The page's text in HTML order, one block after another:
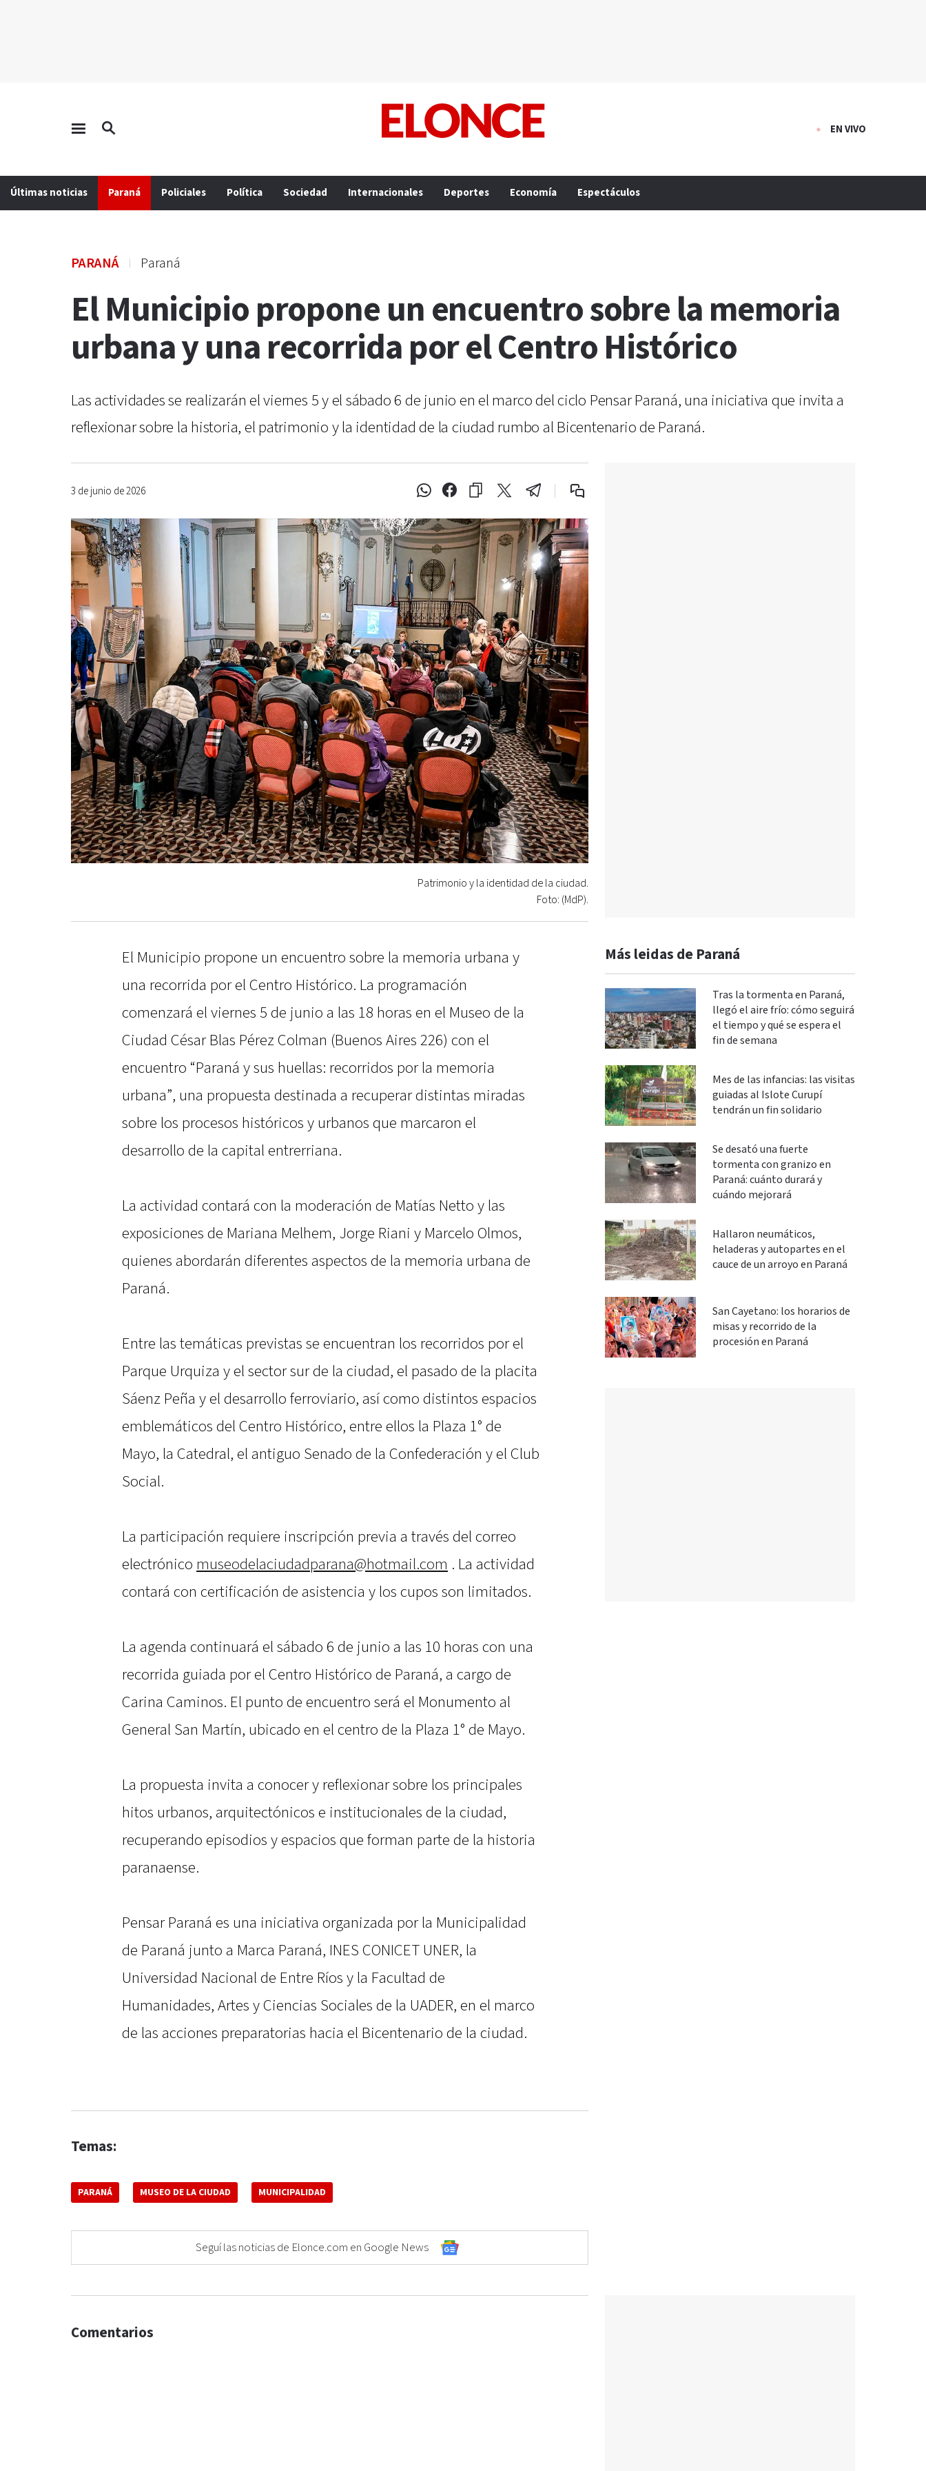
EN VIVO
Últimas noticias Paraná Policiales Política Sociedad Internacionales Deportes Economía Espectáculos
PARANÁ Paraná
El Municipio propone un encuentro sobre la memoria
urbana y una recorrida por el Centro Histórico
Las actividades se realizarán el viernes 5 y el sábado 6 de junio en el marco del ciclo Pensar Paraná, una iniciativa que invita a
reflexionar sobre la historia, el patrimonio y la identidad de la ciudad rumbo al Bicentenario de Paraná.
3 de junio de 2026
Patrimonio y la identidad de la ciudad.
Foto: (MdP).
El Municipio propone un encuentro sobre la memoria urbana y
una recorrida por el Centro Histórico. La programación
comenzará el viernes 5 de junio a las 18 horas en el Museo de la
Ciudad César Blas Pérez Colman (Buenos Aires 226) con el
encuentro “Paraná y sus huellas: recorridos por la memoria
urbana”, una propuesta destinada a recuperar distintas miradas
sobre los procesos históricos y urbanos que marcaron el
desarrollo de la capital entrerriana.
La actividad contará con la moderación de Matías Netto y las
exposiciones de Mariana Melhem, Jorge Riani y Marcelo Olmos,
quienes abordarán diferentes aspectos de la memoria urbana de
Paraná.
Entre las temáticas previstas se encuentran los recorridos por el
Parque Urquiza y el sector sur de la ciudad, el pasado de la placita
Sáenz Peña y el desarrollo ferroviario, así como distintos espacios
emblemáticos del Centro Histórico, entre ellos la Plaza 1° de
Mayo, la Catedral, el antiguo Senado de la Confederación y el Club
Social.
La participación requiere inscripción previa a través del correo
electrónico museodelaciudadparana@hotmail.com . La actividad
contará con certificación de asistencia y los cupos son limitados.
La agenda continuará el sábado 6 de junio a las 10 horas con una
recorrida guiada por el Centro Histórico de Paraná, a cargo de
Carina Caminos. El punto de encuentro será el Monumento al
General San Martín, ubicado en el centro de la Plaza 1° de Mayo.
La propuesta invita a conocer y reflexionar sobre los principales
hitos urbanos, arquitectónicos e institucionales de la ciudad,
recuperando episodios y espacios que forman parte de la historia
paranaense.
Pensar Paraná es una iniciativa organizada por la Municipalidad
de Paraná junto a Marca Paraná, INES CONICET UNER, la
Universidad Nacional de Entre Ríos y la Facultad de
Humanidades, Artes y Ciencias Sociales de la UADER, en el marco
de las acciones preparatorias hacia el Bicentenario de la ciudad.
Temas:
PARANÁ MUSEO DE LA CIUDAD MUNICIPALIDAD
Seguí las noticias de Elonce.com en Google News
Más leidas de Paraná
Tras la tormenta en Paraná,
llegó el aire frío: cómo seguirá
el tiempo y qué se espera el
fin de semana
Mes de las infancias: las visitas
guiadas al Islote Curupí
tendrán un fin solidario
Se desató una fuerte
tormenta con granizo en
Paraná: cuánto durará y
cuándo mejorará
Hallaron neumáticos,
heladeras y autopartes en el
cauce de un arroyo en Paraná
San Cayetano: los horarios de
misas y recorrido de la
procesión en Paraná
Comentarios